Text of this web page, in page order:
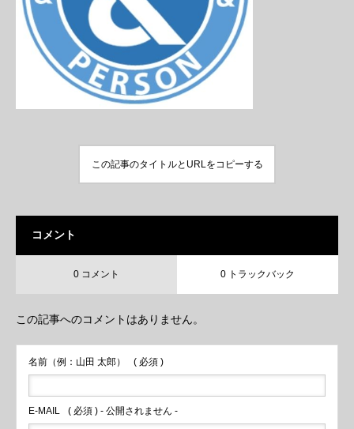
この記事のタイトルとURLをコピーする
コメント
0 コメント 0 トラックバック
この記事へのコメントはありません。
名前（例：山田 太郎） ( 必須 )
E-MAIL ( 必須 ) - 公開されません -